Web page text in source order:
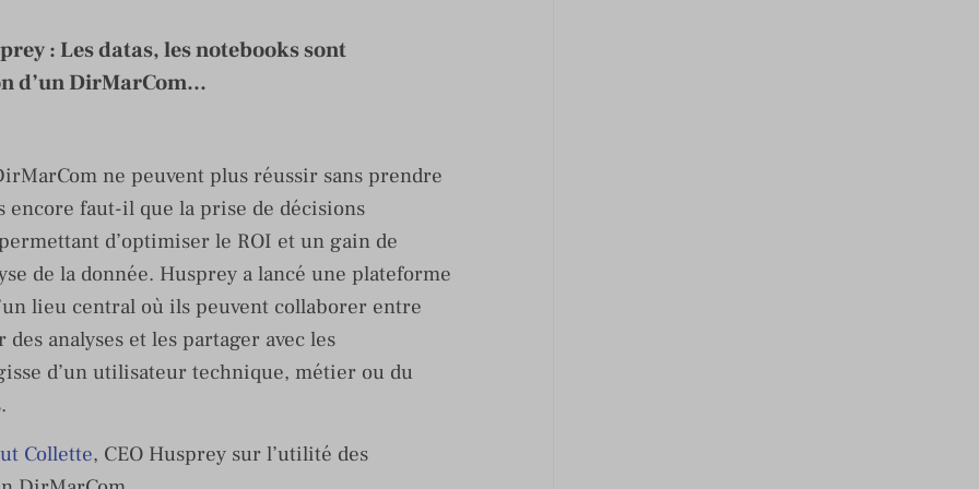
: Les datas, les notebooks sont
d’un DirMarCom...
ne peuvent plus réussir sans prendre
encore faut-il que la prise de décisions
d’optimiser le ROI et un gain de
de la donnée. Husprey a lancé une plateforme
lieu central où ils peuvent collaborer entre
analyses et les partager avec les
d’un utilisateur technique, métier ou du
Collette, CEO Husprey sur l’utilité des